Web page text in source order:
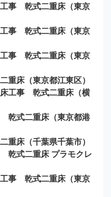
事 乾式二重床（東京
事 乾式二重床（東京
事 乾式二重床（東京
床（東京都江東区）
工事 乾式二重床（横
式二重床（東京都港
床（千葉県千葉市）
式二重床 プラモクレ
事 乾式二重床（東京